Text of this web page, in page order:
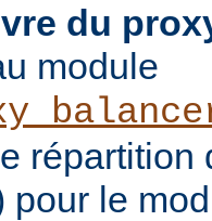
du
module
répartition
pour le